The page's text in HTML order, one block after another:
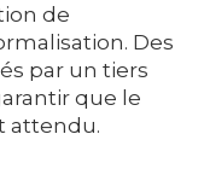
de
Des
par un tiers
que le
attendu.